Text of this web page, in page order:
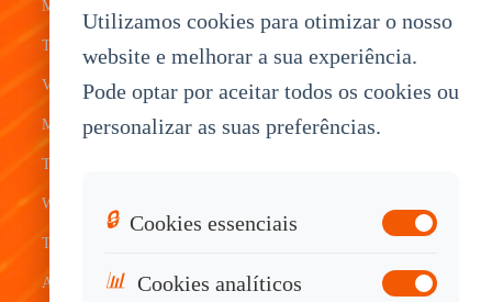
Mobile Data
Terminal
Vehicle
Mount
Tablets
Waterproof
Tablets
Android
Transit
Transportation
Warehouse
Construction
Service
Tablet
Vehicle
Tracking
Tablet
System
Device
Industrial
OEM
Knowledge
Base
Sales
Utilizamos cookies para otimizar o nosso
website e melhorar a sua experiência.
Pode optar por aceitar todos os cookies ou
personalizar as suas preferências.
🔒 Cookies essenciais
📊 Cookies analíticos